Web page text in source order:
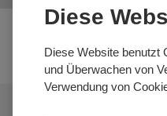
Diese
Diese Website benutzt
und Überwachen von
Verwendung von